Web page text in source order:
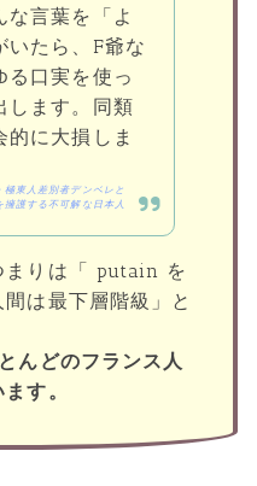
な言葉を「よ
いたら、F爺な
る口実を使っ
します。同類
的に大損しま
東人差別者デンベレと
擁護する不可解な日本人
まりは「 putain を
は最下層階級」と
んどのフランス人
す。